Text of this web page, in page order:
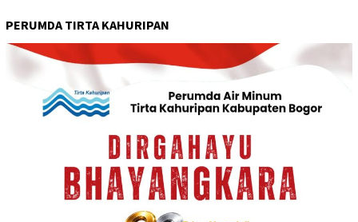
PERUMDA TIRTA KAHURIPAN